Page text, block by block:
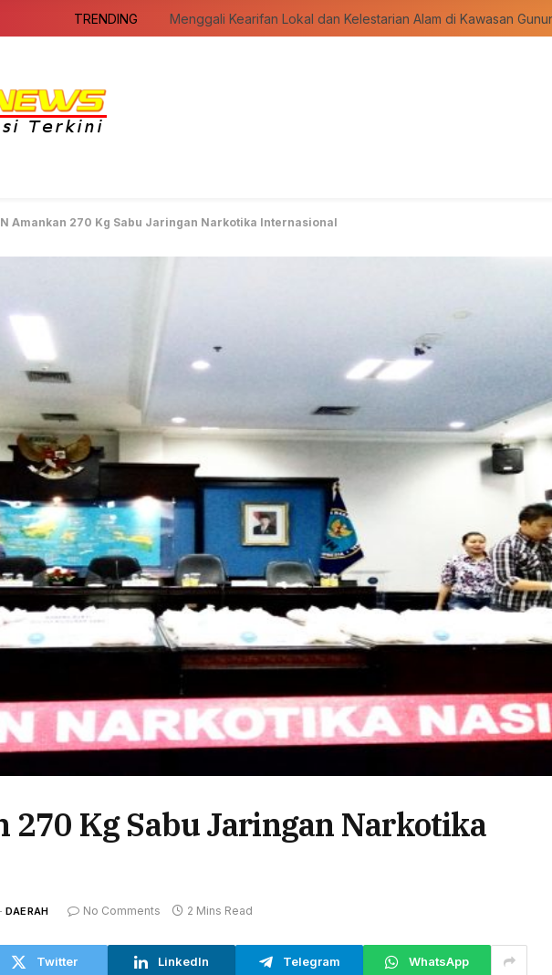
TRENDING
Amankan 270 Kg Sabu Jaringan Narkotika Internasional
270 Kg Sabu Jaringan Narkotika
DAERAH No Comments 2 Mins Read
Twitter LinkedIn Telegram WhatsApp